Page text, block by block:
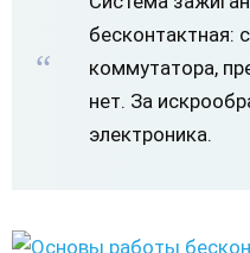
бесконтактная:
коммутатора,
нет. За
электроника.